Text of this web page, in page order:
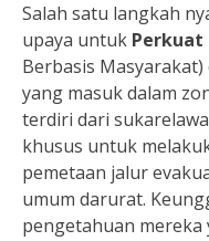
Salah satu langkah
upaya untuk Perkuat
Berbasis
yang masuk dalam
terdiri dari
khusus untuk
pemetaan jalur
umum darurat.
pengetahuan mereka